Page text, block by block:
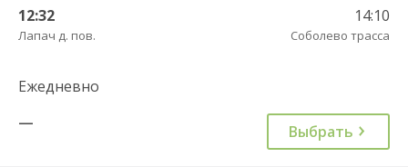
12:32
Лапач д. пов.
14:10
Соболево трасса
Ежедневно
—
Выбрать